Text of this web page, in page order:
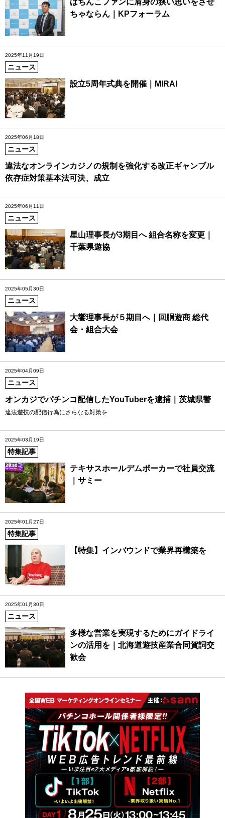
ちゃならん｜KPフォーラム
2025年11月19日
ニュース
設立5周年式典を開催｜MIRAI
2025年06月18日
ニュース
違法なオンラインカジノの規制を強化する改正ギャンブル
依存症対策基本法可決、成立
2025年06月11日
ニュース
星山理事長が3期目へ 組合名称を変更｜
千葉県遊協
2025年05月30日
ニュース
大饗理事長が５期目へ｜回胴遊商 総代
会・組合大会
2025年04月09日
ニュース
オンカジでパチンコ配信したYouTuberを逮捕｜茨城県警
違法遊技の配信行為にさらなる対策を
2025年03月19日
特集記事
テキサスホールデムポーカーで社員交流
｜サミー
2025年01月27日
特集記事
【特集】インバウンドで業界再構築を
2025年01月30日
ニュース
多様な営業を実現するためにガイドライ
ンの活用を｜北海道遊技産業合同賀詞交
歓会